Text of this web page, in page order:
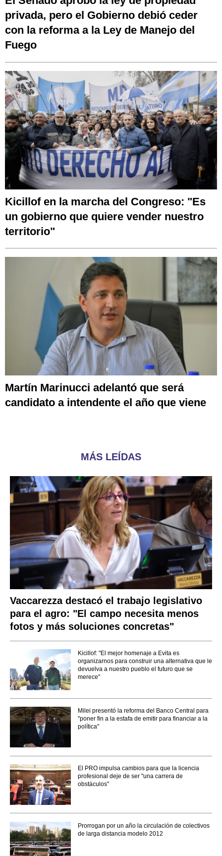
privada, pero el Gobierno debió ceder
con la reforma a la Ley de Manejo del
Fuego
Kicillof en la marcha del Congreso: "Es
un gobierno que quiere vender nuestro
territorio"
Martín Marinucci adelantó que será
candidato a intendente el año que viene
MÁS LEÍDAS
Vaccarezza destacó el trabajo legislativo
para el agro: "El campo necesita menos
fotos y más soluciones concretas"
Kicillof: "El mejor homenaje a Evita es
organizarnos para construir una alternativa que le
devuelva a nuestro pueblo el futuro que se
merece"
Milei presentó la reforma del Banco Central para
"poner fin a la estafa de emitir para financiar a la
política"
El PRO impulsa cambios para que la licencia
profesional deje de ser "una carrera de
obstáculos"
Prorrogan por un año la circulación de colectivos
de larga distancia modelo 2012